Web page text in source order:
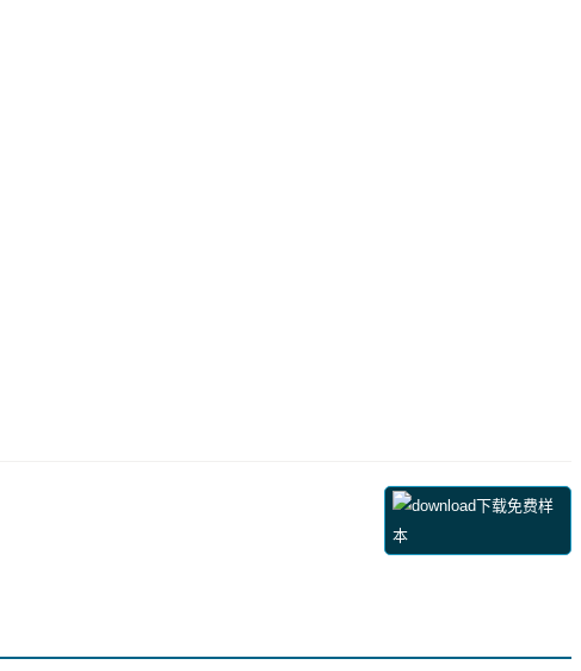
下载免费样
本